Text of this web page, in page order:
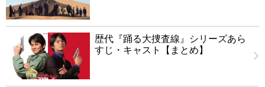
歴代『踊る大捜査線』シリーズあら
すじ・キャスト【まとめ】